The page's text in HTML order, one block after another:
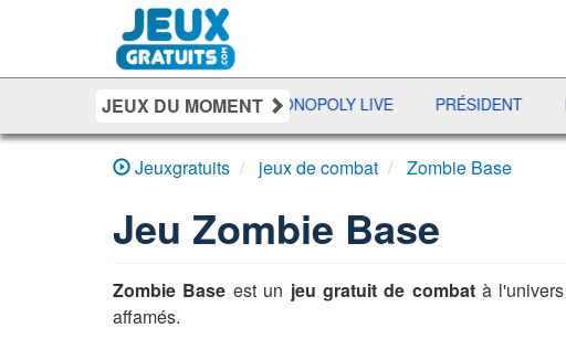
JEUX DU MOMENT
10000 MONOPOLY LIVE PRÉSIDENT DOMINO
Jeuxgratuits jeux de combat Zombie Base
Jeu Zombie Base
Zombie Base est un jeu gratuit de combatà l'univers
affamés.